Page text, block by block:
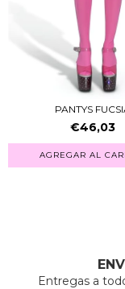
PANTYS
€46,03
AGREGAR AL
Entregas a